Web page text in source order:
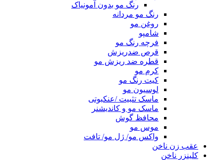
رنگ مو بدون آمونیاک
رنگ مو مردانه
روغن مو
شامپو
فرچه رنگ مو
قرص ضدریزش
قطره ضد ریزش مو
کرم مو
کیت رنگ مو
لوسیون مو
ماسک تثبیت /عنکبوتی
ماسک مو و کاندیشنر
محافظ گوش
موس مو
واکس مو/ ژل مو/ تافت
عقب زن ناخن
کلینزر ناخن